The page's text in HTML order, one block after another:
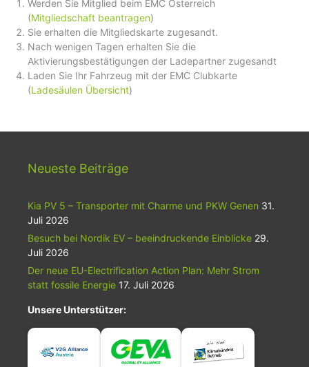
Werden Sie Mitglied beim EMC Österreich
(Mitgliedschaft beantragen)
Sie erhalten die Mitgliedskarte zugesandt.
Nach wenigen Tagen erhalten Sie die
Aktivierungsbestätigungen der Ladepartner zugesandt
Laden Sie Ihr Fahrzeug mit der EMC Clubkarte
(Ladesäulen Übersicht)
Neueste Beiträge
Kia PV 5 – Transporter mit Charme und PKW Genen 31.
Juli 2026
Besuch bei Nordik EV – beeindruckende Einblicke 29.
Juli 2026
Der neue EU-Electrification Action Plan: Mehr Strom
statt fossile Energie 17. Juli 2026
Unsere Unterstützer: